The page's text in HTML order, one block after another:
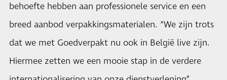
behoefte hebben aan professionele service en een
breed aanbod verpakkingsmaterialen. “We zijn trots
dat we met Goedverpakt nu ook in België live zijn.
Hiermee zetten we een mooie stap in de verdere